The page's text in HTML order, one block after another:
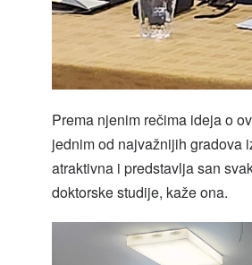
Prema njenim rečima ideja o
jednim od najvažnijih gradova
atraktivna i predstavlja san
doktorske studije, kaže ona.